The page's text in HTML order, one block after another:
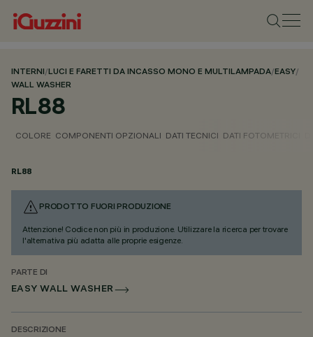
INTERNI/LUCI E FARETTI DA INCASSO MONO E MULTILAMPADA/EASY/
WALL WASHER
RL88
COLORE COMPONENTI OPZIONALI DATI TECNICI DATI FOTOMETRICI
RL88
PRODOTTO FUORI PRODUZIONE
Attenzione! Codice non più in produzione. Utilizzare la ricerca per trovare
l'alternativa più adatta alle proprie esigenze.
PARTE DI
EASY WALL WASHER
DESCRIZIONE